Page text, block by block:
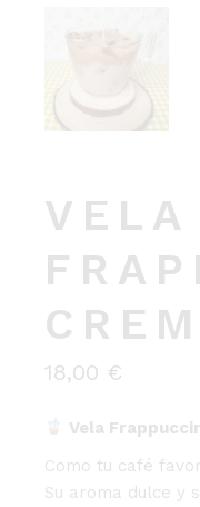
VELA
18,00 €
Vela
Como tu café
Su aroma dulce y